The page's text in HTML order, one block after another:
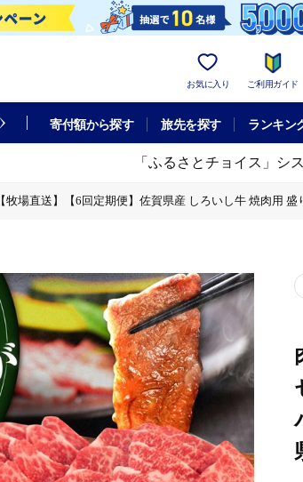
お気に入り ご利用ガイド
寄付額から探す 旅先を探す ランキン
「ふるさとチョイス」シ
【牧場直送】【6回定期便】佐賀県産 しろいし牛 焼肉用